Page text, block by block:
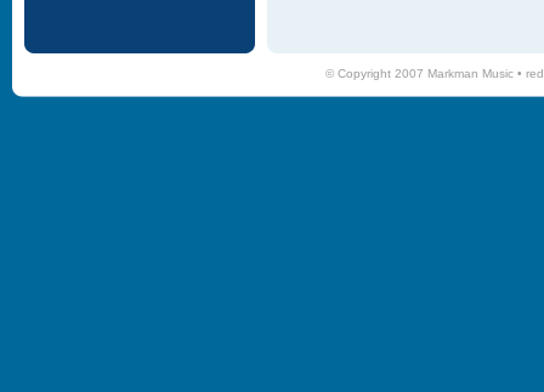
© Copyright 2007 Markman Music •